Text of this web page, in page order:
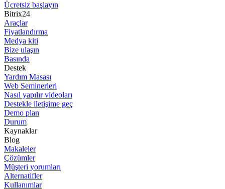
Ücretsiz başlayın
Bitrix24
Araçlar
Fiyatlandırma
Medya kiti
Bize ulaşın
Basında
Destek
Yardım Masası
Web Seminerleri
Nasıl yapılır videoları
Destekle iletişime geç
Demo plan
Durum
Kaynaklar
Blog
Makaleler
Çözümler
Müşteri yorumları
Alternatifler
Kullanımlar